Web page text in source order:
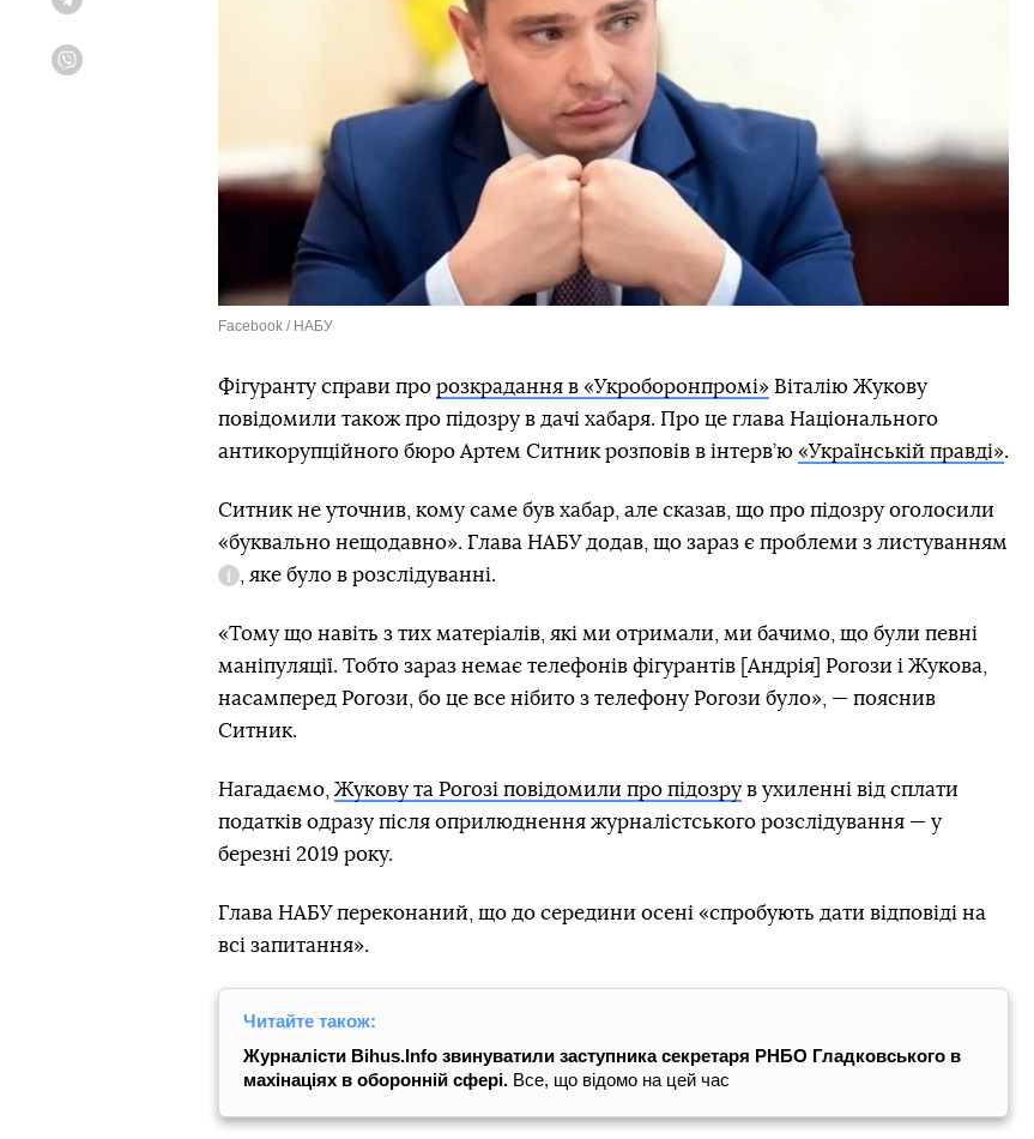
Facebook / НАБУ
Фігуранту справи про розкрадання в «Укроборонпромі» Віталію Жукову
повідомили також про підозру в дачі хабаря. Про це глава Національного
антикорупційного бюро Артем Ситник розповів в інтерв’ю «Українській правді».
Ситник не уточнив, кому саме був хабар, але сказав, що про підозру оголосили
«буквально нещодавно». Глава НАБУ додав, що зараз є проблеми з листуванням
Довідка
, яке було в розслідуванні.
«Тому що навіть з тих матеріалів, які ми отримали, ми бачимо, що були певні
маніпуляції. Тобто зараз немає телефонів фігурантів [Андрія] Рогози і Жукова,
насамперед Рогози, бо це все нібито з телефону Рогози було», — пояснив
Ситник.
Нагадаємо, Жукову та Рогозі повідомили про підозру в ухиленні від сплати
податків одразу після оприлюднення журналістського розслідування — у
березні 2019 року.
Глава НАБУ переконаний, що до середини осені «спробують дати відповіді на
всі запитання».
Читайте також:
Журналісти Bihus.Info звинуватили заступника секретаря РНБО Гладковського в
махінаціях в оборонній сфері. Все, що відомо на цей час